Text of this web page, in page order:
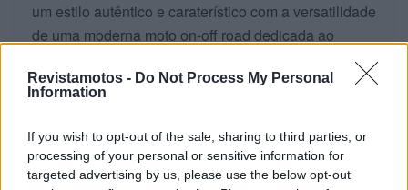
Revistamotos - Do Not Process My Personal
Information
If you wish to opt-out of the sale, sharing to third parties, or
processing of your personal or sensitive information for
targeted advertising by us, please use the below opt-out
um estilo autêntico e caraterístico com a versatilidade
de uma moderna moto on-off road dedicada ao
construção onde o minimalismo, a praticidade e a
a moto e o condutor.